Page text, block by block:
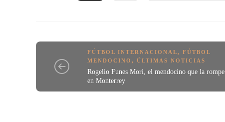
FÚTBOL INTERNACIONAL,FÚTBOL
MENDOCINO,ÚLTIMAS NOTICIAS
Rogelio Funes Mori, el mendocino que la rompe
en Monterrey